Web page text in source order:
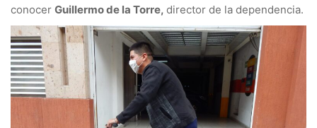
conocer Guillermo de la Torre, director de la dependencia.